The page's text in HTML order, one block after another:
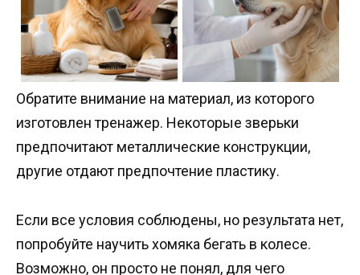
Обратите внимание на материал, из которого
изготовлен тренажер. Некоторые зверьки
предпочитают металлические конструкции,
другие отдают предпочтение пластику.
Если все условия соблюдены, но результата нет,
попробуйте научить хомяка бегать в колесе.
Возможно, он просто не понял, для чего